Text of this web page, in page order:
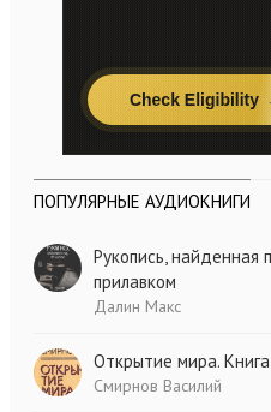
ПОПУЛЯРНЫЕ АУДИОКНИГИ
Рукопись, найденная
прилавком
Далин Макс
Открытие мира.
Смирнов Василий